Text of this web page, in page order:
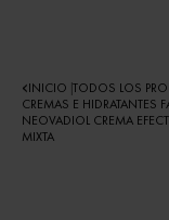
INICIO TODOS LOS
CREMAS E HIDRATANTES
NEOVADIOL CREMA
MIXTA